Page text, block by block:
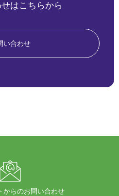
はこちらから
い合わせ
からのお問い合わせ